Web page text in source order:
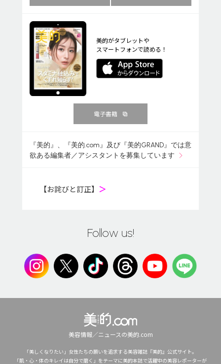
美的がタブレットや
スマートフォンで読める！
電子書籍
『美的』、『美的.com』及び『美的GRAND』では意
欲ある編集者／アシスタントを募集しています
【お詫びと訂正】 ＞
Follow us!
美容情報／ニュースの美的.com
「美しくなりたい」女性たちの願いを追求する美容雑誌『美的』公式サイト。
「肌・心・体のキレイは自分で磨く」をテーマに美的本誌で活躍中の美容レポーターが